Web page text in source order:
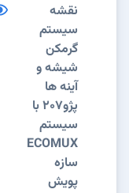
نقشه
سیستم
گرمکن
شیشه و
آینه ها
پژو207 با
سیستم
ECOMUX
سازه
پویش